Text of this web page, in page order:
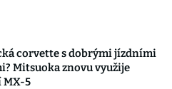
corvette s dobrými jízdními
Mitsuoka znovu využije
MX-5